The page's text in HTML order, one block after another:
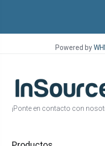
Powered by
¡Ponte en contacto con